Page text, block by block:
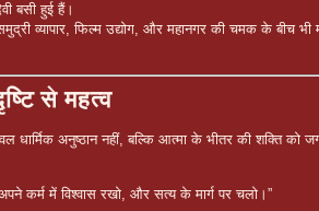
बसी हुई हैं।
व्यापार, फिल्म उद्योग, और महानगर की चमक के बीच भी
से महत्व
धार्मिक अनुष्ठान नहीं, बल्कि आत्मा के भीतर की शक्ति को
कर्म में विश्वास रखो, और सत्य के मार्ग पर चलो।”